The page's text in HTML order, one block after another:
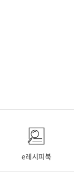
e레시피북